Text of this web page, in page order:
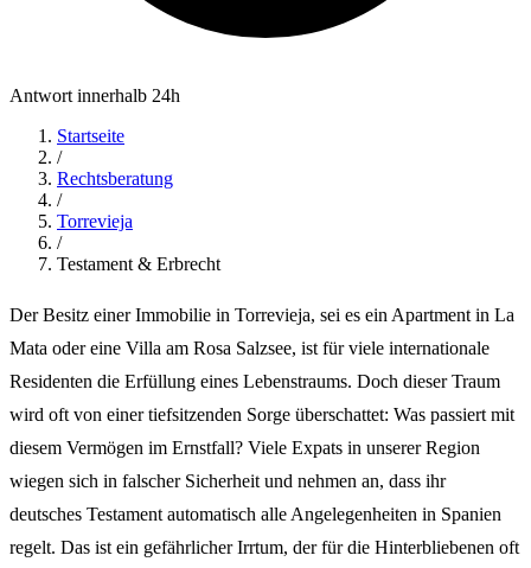
Antwort innerhalb 24h
Startseite
/
Rechtsberatung
/
Torrevieja
/
Testament & Erbrecht
Der Besitz einer Immobilie in Torrevieja, sei es ein Apartment in La
Mata oder eine Villa am Rosa Salzsee, ist für viele internationale
Residenten die Erfüllung eines Lebenstraums. Doch dieser Traum
wird oft von einer tiefsitzenden Sorge überschattet: Was passiert mit
diesem Vermögen im Ernstfall? Viele Expats in unserer Region
wiegen sich in falscher Sicherheit und nehmen an, dass ihr
deutsches Testament automatisch alle Angelegenheiten in Spanien
regelt. Das ist ein gefährlicher Irrtum, der für die Hinterbliebenen oft